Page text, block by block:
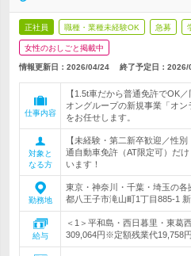
正社員 職種・業種未経験OK 急募
女性のおしごと掲載中
情報更新日：2026/04/24 終了予定日： 2026/
仕事内容
【1.5t車だから普通免許でOK
オングループの新規事業「オ
をお任せします。
対象と
なる方
【未経験・第二新卒歓迎／性
通自動車免許（AT限定可）だ
います！
勤務地
東京・神奈川・千葉・埼玉の
都八王子市滝山町1丁目885-1
給与
＜1＞平和島・西日暮里・東葛
309,064円※定額残業代19,758